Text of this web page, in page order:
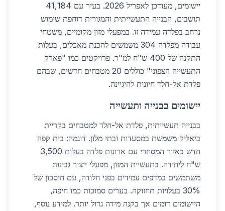
יישומים, מעודכן לאפריל 2026. בעיר עם 41,184
תושבים, הבנייה התעשייתית והמגורית דוחפת שימוש
נרחב בפלדה עמידה זו. במפעלי מזון מקומיים, משטחי
עבודה מפלדה 304 משמשים להכנת מאכלים, בעלות
התקנה של 400 ש"ח למ"ר. פרויקטים כמו "פארק
התעשייה הצפוני" כוללים 20 מטבחים חדשים, שבהם
פלדת אל-חלד חיונית להיגיינה.
יישומים בבנייה ותעשייה
בבנייה תעשייתית, פלדת אל-חלד למטבחים בקריית
ביאליק משמשת במסעדות ובתי מלון. דוגמה: בית קפה
חדש באזור המסחרי עם ארונות פלדה בעלות 3,500
ש"ח ליחידה. בתעשיית המזון, מפעלי ייצור גבינות
משתמשים במדפים עמידים בפני חלודה, עם חיסכון של
30% בעלויות תחזוקה. בערים סמוכות כמו חיפה,
היישומים דומים אך בקנה מידה גדול יותר. למידע נוסף,